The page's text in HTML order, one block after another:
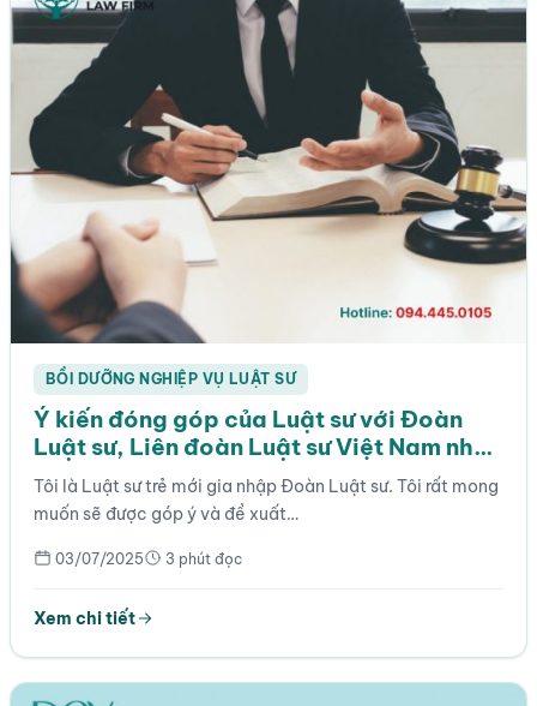
BỒI DƯỠNG NGHIỆP VỤ LUẬT SƯ
Ý kiến đóng góp của Luật sư với Đoàn
Luật sư, Liên đoàn Luật sư Việt Nam như
thế nào là phù hợp?
Tôi là Luật sư trẻ mới gia nhập Đoàn Luật sư. Tôi rất mong
muốn sẽ được góp ý và đề xuất…
03/07/2025 3 phút đọc
Xem chi tiết